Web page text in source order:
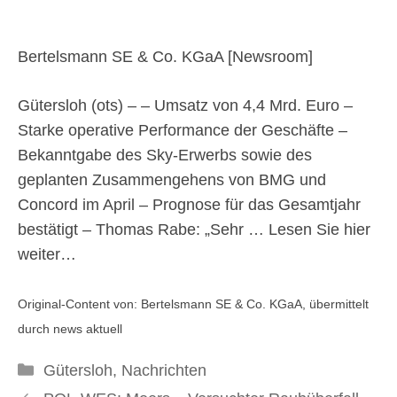
ersten Quartal 2026
13. Mai 2026
Bertelsmann SE & Co. KGaA [Newsroom]
Gütersloh (ots) – – Umsatz von 4,4 Mrd. Euro –
Starke operative Performance der Geschäfte –
Bekanntgabe des Sky-Erwerbs sowie des
geplanten Zusammengehens von BMG und
Concord im April – Prognose für das Gesamtjahr
bestätigt – Thomas Rabe: „Sehr … Lesen Sie hier
weiter…
Original-Content von: Bertelsmann SE & Co. KGaA, übermittelt
durch news aktuell
Kategorien
Gütersloh, Nachrichten